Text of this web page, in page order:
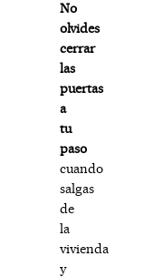
No
olvides
cerrar
las
puertas
a
tu
paso
cuando
salgas
de
la
vivienda
y